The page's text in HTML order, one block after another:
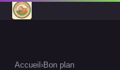
Accueil ›Bon plan